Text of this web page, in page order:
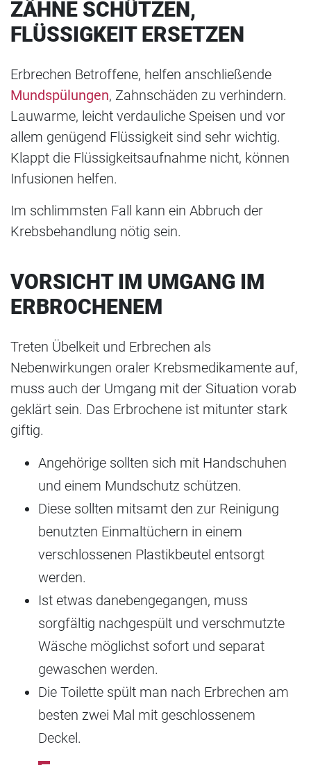
ZÄHNE SCHÜTZEN,
FLÜSSIGKEIT ERSETZEN
Erbrechen Betroffene, helfen anschließende
Mundspülungen, Zahnschäden zu verhindern.
Lauwarme, leicht verdauliche Speisen und vor
allem genügend Flüssigkeit sind sehr wichtig.
Klappt die Flüssigkeitsaufnahme nicht, können
Infusionen helfen.
Im schlimmsten Fall kann ein Abbruch der
Krebsbehandlung nötig sein.
VORSICHT IM UMGANG IM
ERBROCHENEM
Treten Übelkeit und Erbrechen als
Nebenwirkungen oraler Krebsmedikamente auf,
muss auch der Umgang mit der Situation vorab
geklärt sein. Das Erbrochene ist mitunter stark
giftig.
Angehörige sollten sich mit Handschuhen
und einem Mundschutz schützen.
Diese sollten mitsamt den zur Reinigung
benutzten Einmaltüchern in einem
verschlossenen Plastikbeutel entsorgt
werden.
Ist etwas danebengegangen, muss
sorgfältig nachgespült und verschmutzte
Wäsche möglichst sofort und separat
gewaschen werden.
Die Toilette spült man nach Erbrechen am
besten zwei Mal mit geschlossenem
Deckel.